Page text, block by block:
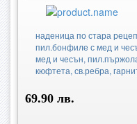
наденица по стара
пил.бонфиле с мед и
мед и чесън,
кюфтета, св.ребра,
69.90 лв.